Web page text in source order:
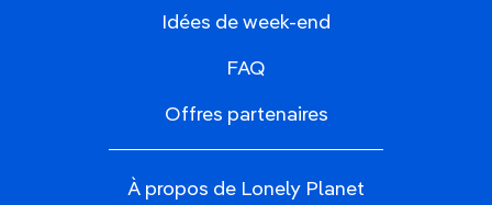
Idées de week-end
FAQ
Offres partenaires
À propos de Lonely Planet